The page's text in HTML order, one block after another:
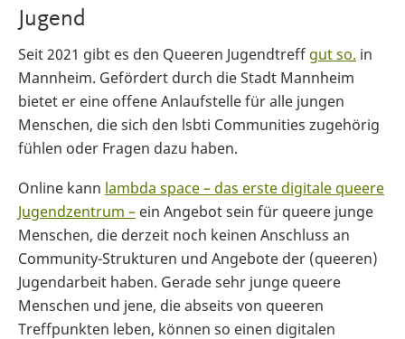
Jugend
Seit 2021 gibt es den Queeren Jugendtreff gut so. in
Mannheim. Gefördert durch die Stadt Mannheim
bietet er eine offene Anlaufstelle für alle jungen
Menschen, die sich den lsbti Communities zugehörig
fühlen oder Fragen dazu haben.
Online kann lambda space – das erste digitale queere
Jugendzentrum – ein Angebot sein für queere junge
Menschen, die derzeit noch keinen Anschluss an
Community-Strukturen und Angebote der (queeren)
Jugendarbeit haben. Gerade sehr junge queere
Menschen und jene, die abseits von queeren
Treffpunkten leben, können so einen digitalen